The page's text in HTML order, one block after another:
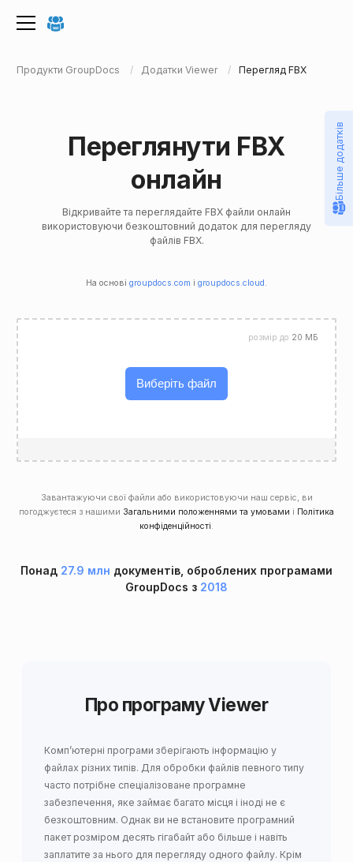
Продукти GroupDocs Додатки Viewer Перегляд FBX
Переглянути FBX
онлайн
Відкривайте та переглядайте FBX файли онлайн
використовуючи безкоштовний додаток для перегляду
файлів FBX.
На основі groupdocs.com і groupdocs.cloud .
Виберіть файл
розмір до 20 МБ
Завантажуючи свої файли або використовуючи наш сервіс, ви
погоджуєтеся з нашими Загальними положеннями та умовами і Політика
конфіденційності.
Понад 27.9 млн документів, оброблених програмами
GroupDocs з 2018
Про програму Viewer
Комп’ютерні програми зберігають інформацію у
файлах різних типів. Для обробки файлів певного типу
часто потрібне спеціалізоване програмне
забезпечення, яке займає багато місця і іноді не є
безкоштовним. Однак ви не встановите програмний
пакет розміром десять гігабайт або більше і навіть
заплатите за нього для перегляду одного файлу. Крім
Більше додатків